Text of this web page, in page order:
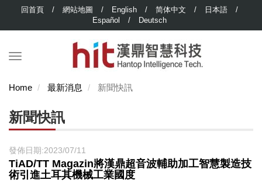
回首頁 / 網站地圖 / English / 简体中文 / 日本語
/
Español
/ Deutsch
Home 最新消息 新聞快訊
新聞快訊
發佈日期:2023/07/11
TiAD/TT Magazin將漢鼎超音波輔助加工智慧製造技
術引進土耳其機械工業國度